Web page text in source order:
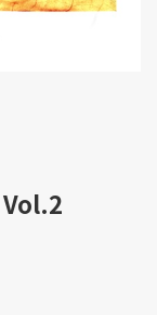
Vol.2